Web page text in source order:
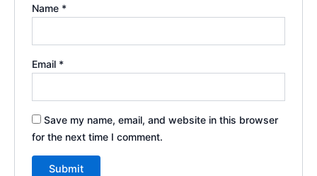
Name *
Email *
Save my name, email, and website in this browser
for the next time I comment.